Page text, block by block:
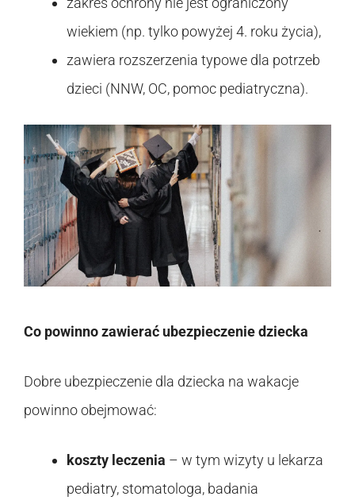
wiekiem (np. tylko powyżej 4. roku życia),
zawiera rozszerzenia typowe dla potrzeb
dzieci (NNW, OC, pomoc pediatryczna).
Co powinno zawierać ubezpieczenie dziecka
Dobre ubezpieczenie dla dziecka na wakacje
powinno obejmować:
koszty leczenia – w tym wizyty u lekarza
pediatry, stomatologa, badania